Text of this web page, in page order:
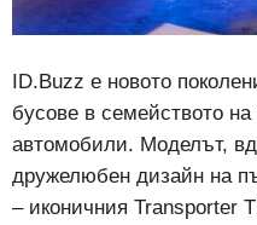
ID.Buzz е новото
бусове в семейството
автомобили. Моделът,
дружелюбен дизайн на
– иконичния Transporter